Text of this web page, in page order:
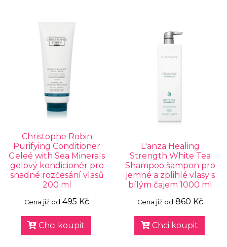
Christophe Robin
Purifying Conditioner
Geleé with Sea Minerals
gelový kondicionér pro
snadné rozčesání vlasů
200 ml
Cena již od 495 Kč
Chci koupit
L'anza Healing
Strength White Tea
Shampoo šampon pro
jemné a zplihlé vlasy s
bílým čajem 1000 ml
Cena již od 860 Kč
Chci koupit